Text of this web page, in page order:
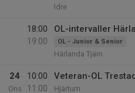
Idre
18:00
19:00
OL-intervaller
OL - Junior & Senior
Härlanda Tjärn
24
Ons
10:00
11:00
Veteran-OL
Hjärtum